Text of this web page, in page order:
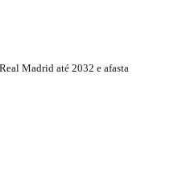
Madrid até 2032 e afasta